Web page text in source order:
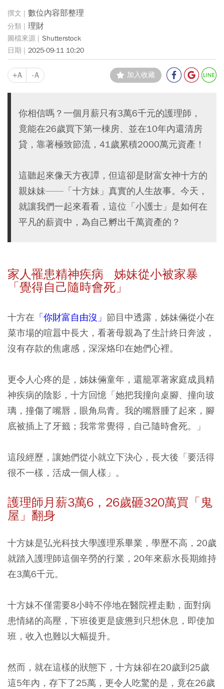
數位內容部整理
理財
Shutterstock
2025-09-11 10:20
+A -A 加入收藏
你相信嗎？一個月薪只有3萬6千元的護理師，
竟能在26歲買下第一棟房、並在10年內還清房
貸，靠著極致節流，41歲累積2000萬元資產！
這聽起來像天方夜譚，但這卻是財富女神十方的
親妹妹——「十方妹」真實的人生故事。今天，
就讓我們一起來看看，這位「小護士」是如何在
平凡的薪資中，為自己孵出千萬資產的？
家人罹患精神疾病 姊妹從小被家暴
「覺得自己隨時會死」
十方在 「你財富自由沒」 節目中透露，姊妹倆從小在
菜市場的喧囂中長大，看著母親為了生計終日奔波，
沒有存款的焦慮感，深深烙印在她們心裡。
更令人心疼的是，姊妹倆童年，還籠罩著家庭成員精
神疾病的陰影，十方回憶「她把我撞向桌腳、撞向玻
璃，撞傷了嘴唇，眼角烏青。我的嘴唇腫了起來，腳
底被插上了牙籤；我常常覺得，自己隨時會死。」
這段經歷，讓她們從小就立下決心，長大後「要活得
很不一樣，活成一個人樣」。
護理師月薪3萬6，26歲砸320萬買「鬼
屋」翻身
十方妹是弘光科技大學護理系畢業，學歷不高，20歲
就踏入護理師這個辛勞的行業，20年來薪水長期維持
在3萬6千元。
十方妹不僅需要8小時不停地在醫院裡走動，面對病
患情緒的高壓，下班後更是疲憊到只想休息，即使加
班，收入也難以大幅提升。
然而，就在這樣的狀態下，十方妹卻在20歲到25歲
這5年內，存下了25萬，更令人吃驚的是，竟在26歲